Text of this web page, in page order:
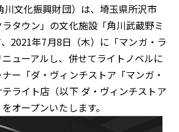
川文化振興財団）は、埼玉県所沢市
ラタウン」の文化施設「角川武蔵野ミ
2021年7月8日（木）に「マンガ・ラ
ューアルし、併せてライトノベルに
ー「ダ・ヴィンチストア「マンガ・
ライト店（以下 ダ・ヴィンチストア
オープンいたします。